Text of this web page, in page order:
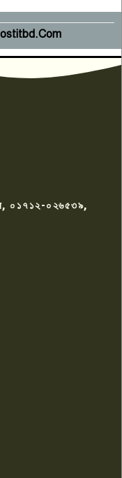
অভিযোগ অস্বীকার
সংবাদ প্রকাশের
হাসানের
স্কুল শিক্ষিকাকে হত্যা
থেকে লাশ উদ্ধার
সন্ত্রাসী হামলায় গুরুতর
হয়রানির অভিযোগ
০১৭১২-০২৬৫৩৯,